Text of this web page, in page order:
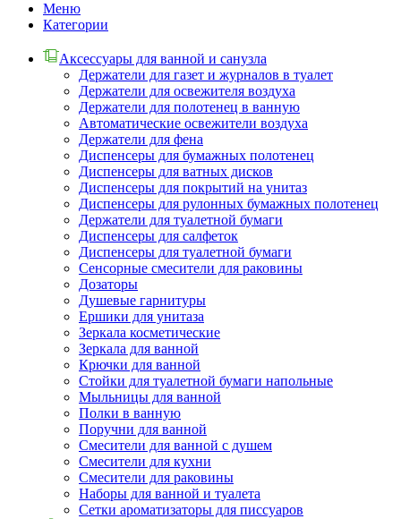
Меню
Категории
Аксессуары для ванной и санузла
Держатели для газет и журналов в туалет
Держатели для освежителя воздуха
Держатели для полотенец в ванную
Автоматические освежители воздуха
Держатели для фена
Диспенсеры для бумажных полотенец
Диспенсеры для ватных дисков
Диспенсеры для покрытий на унитаз
Диспенсеры для рулонных бумажных полотенец
Держатели для туалетной бумаги
Диспенсеры для салфеток
Диспенсеры для туалетной бумаги
Сенсорные смесители для раковины
Дозаторы
Душевые гарнитуры
Ершики для унитаза
Зеркала косметические
Зеркала для ванной
Крючки для ванной
Стойки для туалетной бумаги напольные
Мыльницы для ванной
Полки в ванную
Поручни для ванной
Смесители для ванной с душем
Смесители для кухни
Смесители для раковины
Наборы для ванной и туалета
Сетки ароматизаторы для писсуаров